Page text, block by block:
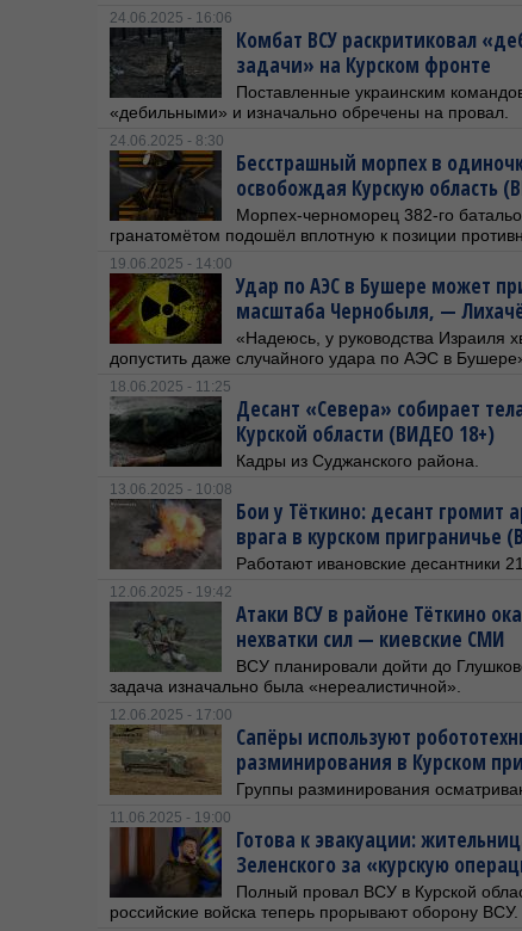
24.06.2025 - 16:06
Комбат ВСУ раскритиковал
задачи» на Курском фронте
Поставленные украинским
«дебильными» и изначально обречены на провал.
24.06.2025 - 8:30
Бесстрашный морпех в
освобождая Курскую область
Морпех-черноморец 382-го
гранатомётом подошёл вплотную к позиции
19.06.2025 - 14:00
Удар по АЭС в Бушере может
масштаба Чернобыля, —
«Надеюсь, у руководства Израиля
допустить даже случайного удара по АЭС в
18.06.2025 - 11:25
Десант «Севера» собирает
Курской области (ВИДЕО 18+)
Кадры из Суджанского района.
13.06.2025 - 10:08
Бои у Тёткино: десант громит
врага в курском приграничье
Работают ивановские десантники
12.06.2025 - 19:42
Атаки ВСУ в районе Тёткино
нехватки сил — киевские СМИ
ВСУ планировали дойти до
задача изначально была «нереалистичной».
12.06.2025 - 17:00
Сапёры используют
разминирования в Курском
Группы разминирования
11.06.2025 - 19:00
Готова к эвакуации:
Зеленского за «курскую
Полный провал ВСУ в Курской
российские войска теперь прорывают оборону ВСУ.